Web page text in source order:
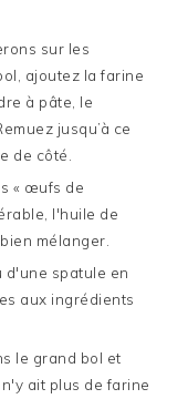
ajoutez la farine
à pâte, le
jusqu’à ce
de côté.
l'huile de
mélanger.
aux ingrédients
ait plus de farine